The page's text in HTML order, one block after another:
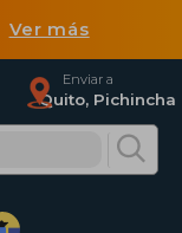
Ver más
Enviar a
Quito, Pichincha